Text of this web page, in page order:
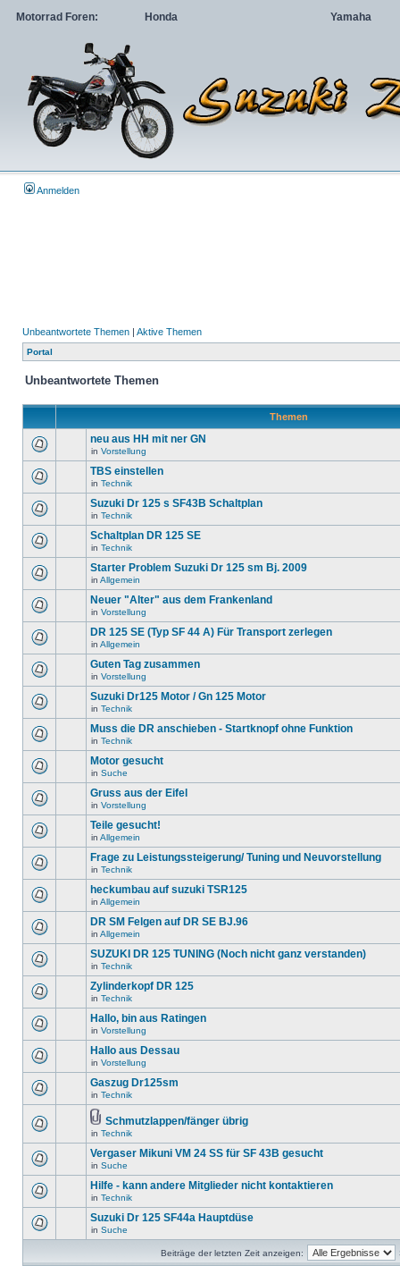
Motorrad Foren: Honda Yamaha
Anmelden
Unbeantwortete Themen | Aktive Themen
Portal
Unbeantwortete Themen
Themen
neu aus HH mit ner GN
in Vorstellung
TBS einstellen
in Technik
Suzuki Dr 125 s SF43B Schaltplan
in Technik
Schaltplan DR 125 SE
in Technik
Starter Problem Suzuki Dr 125 sm Bj. 2009
in Allgemein
Neuer "Alter" aus dem Frankenland
in Vorstellung
DR 125 SE (Typ SF 44 A) Für Transport zerlegen
in Allgemein
Guten Tag zusammen
in Vorstellung
Suzuki Dr125 Motor / Gn 125 Motor
in Technik
Muss die DR anschieben - Startknopf ohne Funktion
in Technik
Motor gesucht
in Suche
Gruss aus der Eifel
in Vorstellung
Teile gesucht!
in Allgemein
Frage zu Leistungssteigerung/ Tuning und Neuvorstellung
in Technik
heckumbau auf suzuki TSR125
in Allgemein
DR SM Felgen auf DR SE BJ.96
in Allgemein
SUZUKI DR 125 TUNING (Noch nicht ganz verstanden)
in Technik
Zylinderkopf DR 125
in Technik
Hallo, bin aus Ratingen
in Vorstellung
Hallo aus Dessau
in Vorstellung
Gaszug Dr125sm
in Technik
Schmutzlappen/fänger übrig
in Technik
Vergaser Mikuni VM 24 SS für SF 43B gesucht
in Suche
Hilfe - kann andere Mitglieder nicht kontaktieren
in Technik
Suzuki Dr 125 SF44a Hauptdüse
in Suche
Beiträge der letzten Zeit anzeigen: